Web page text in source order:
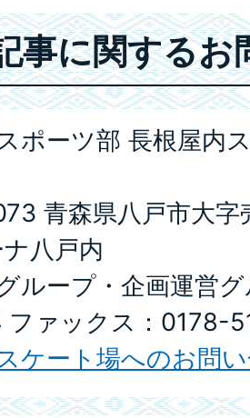
事に関するお
ポーツ部 長根屋内
青森県八戸市大字
八戸内
ループ・企画運営
ァックス：0178-
ケート場へのお問